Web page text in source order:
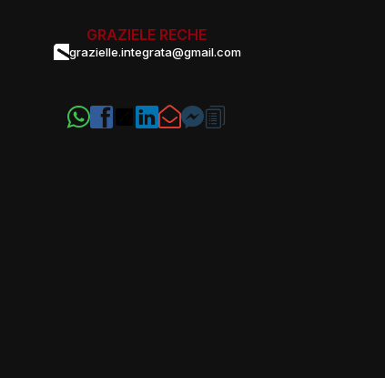
GRAZIELE RECHE
grazielle.integrata@gmail.com